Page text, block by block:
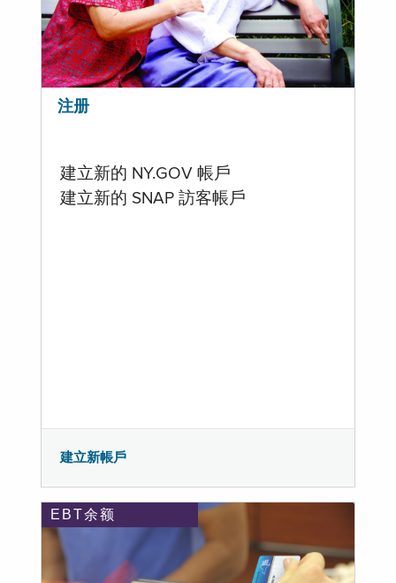
注册
建立新的 NY.GOV 帳戶
建立新的 SNAP 訪客帳戶
建立新帳戶
EBT余额